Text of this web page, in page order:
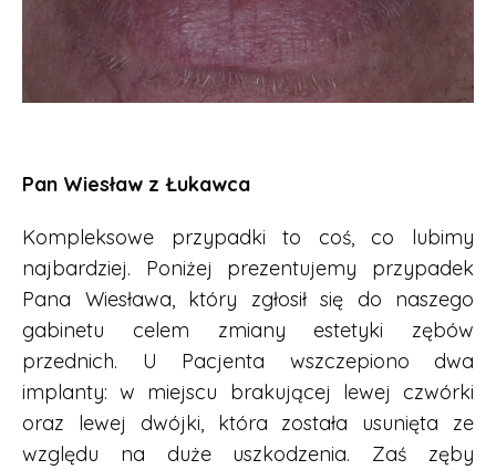
Pan Wiesław z Łukawca
Kompleksowe przypadki to coś, co lubimy
najbardziej. Poniżej prezentujemy przypadek
Pana Wiesława, który zgłosił się do naszego
gabinetu celem zmiany estetyki zębów
przednich. U Pacjenta wszczepiono dwa
implanty: w miejscu brakującej lewej czwórki
oraz lewej dwójki, która została usunięta ze
względu na duże uszkodzenia. Zaś zęby